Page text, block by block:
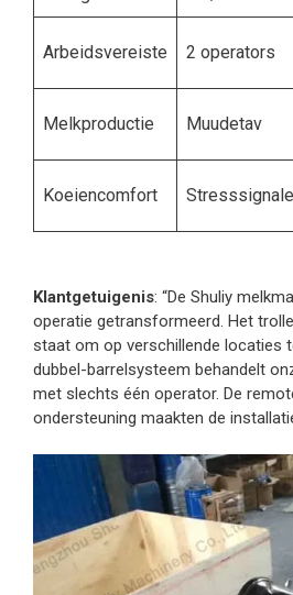
Arbeidsvereiste 2 operators
Melkproductie Muudetav
Koeiencomfort
Klantgetuigenis: “De Shuliy
operatie getransformeerd. Het
staat om op verschillende locaties
dubbel-barrelsysteem behandelt
met slechts één operator. De
ondersteuning maakten de